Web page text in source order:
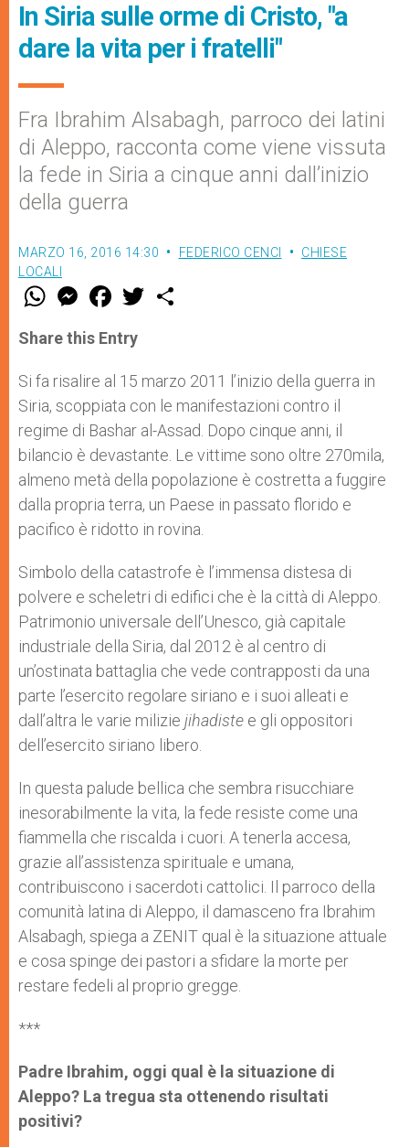
In Siria sulle orme di Cristo, "a
dare la vita per i fratelli"
Fra Ibrahim Alsabagh, parroco dei latini
di Aleppo, racconta come viene vissuta
la fede in Siria a cinque anni dall’inizio
della guerra
MARZO 16, 2016 14:30 FEDERICO CENCI
CHIESE
LOCALI
W
t
s
p
p
M
e
s
e
g
e
r
F
a
e
b
o
w
r
Share this Entry
Si fa risalire al 15 marzo 2011 l’inizio della guerra in
Siria, scoppiata con le manifestazioni contro il
regime di Bashar al-Assad. Dopo cinque anni, il
bilancio è devastante. Le vittime sono oltre 270mila,
almeno metà della popolazione è costretta a fuggire
dalla propria terra, un Paese in passato florido e
pacifico è ridotto in rovina.
Simbolo della catastrofe è l’immensa distesa di
polvere e scheletri di edifici che è la città di Aleppo.
Patrimonio universale dell’Unesco, già capitale
industriale della Siria, dal 2012 è al centro di
un’ostinata battaglia che vede contrapposti da una
parte l’esercito regolare siriano e i suoi alleati e
dall’altra le varie milizie jihadiste e gli oppositori
dell’esercito siriano libero.
In questa palude bellica che sembra risucchiare
inesorabilmente la vita, la fede resiste come una
fiammella che riscalda i cuori. A tenerla accesa,
grazie all’assistenza spirituale e umana,
contribuiscono i sacerdoti cattolici. Il parroco della
comunità latina di Aleppo, il damasceno fra Ibrahim
Alsabagh, spiega a ZENIT qual è la situazione attuale
e cosa spinge dei pastori a sfidare la morte per
restare fedeli al proprio gregge.
***
Padre Ibrahim, oggi qual è la situazione di
Aleppo? La tregua sta ottenendo risultati
positivi?